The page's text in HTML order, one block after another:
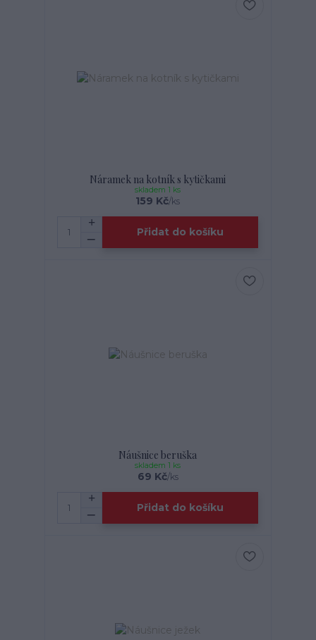
Náramek na kotník s kytičkami
159 Kč/ks
skladem 1 ks
Přidat do košíku
Náušnice beruška
69 Kč/ks
skladem 1 ks
Přidat do košíku